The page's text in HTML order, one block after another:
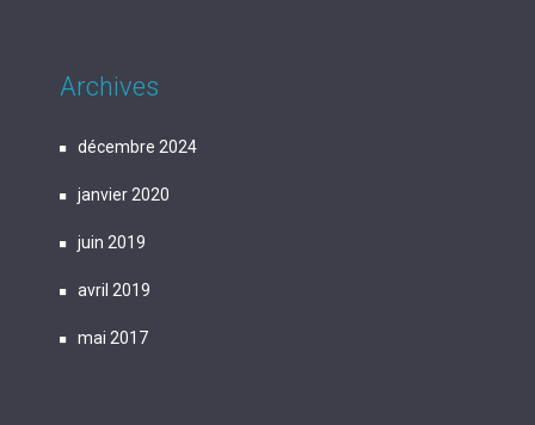
Archives
décembre 2024
janvier 2020
juin 2019
avril 2019
mai 2017